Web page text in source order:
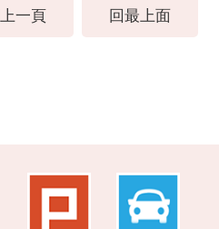
一頁 回最上面